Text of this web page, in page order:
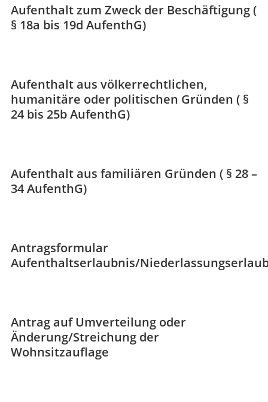
Aufenthalt zum Zweck der Beschäftigung (
§ 18a bis 19d AufenthG)
Aufenthalt aus völkerrechtlichen,
humanitäre oder politischen Gründen ( §
24 bis 25b AufenthG)
Aufenthalt aus familiären Gründen ( § 28 –
34 AufenthG)
Antragsformular
Aufenthaltserlaubnis/
Antrag auf Umverteilung oder
Änderung/Streichung der
Wohnsitzauflage